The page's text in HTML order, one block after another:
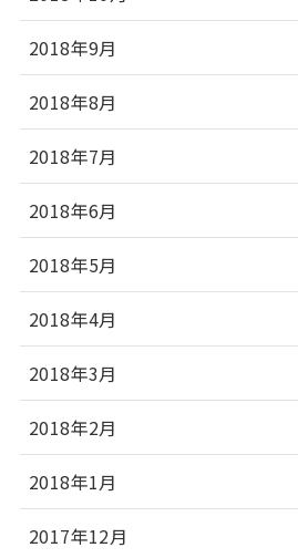
2018年9月
2018年8月
2018年7月
2018年6月
2018年5月
2018年4月
2018年3月
2018年2月
2018年1月
2017年12月